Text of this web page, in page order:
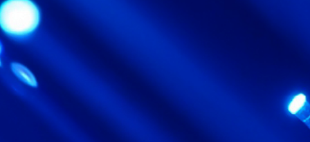
TECHNOLOGY
日通電の実力
NTD FACT